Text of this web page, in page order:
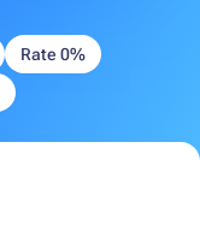
Rate 0%